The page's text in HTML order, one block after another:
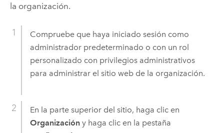
la organización.
Compruebe que haya iniciado sesión como
administrador predeterminado o con un rol
personalizado con privilegios administrativos
para administrar el sitio web de la organización.
En la parte superior del sitio, haga clic en
Organizacióny haga clic en la pestaña